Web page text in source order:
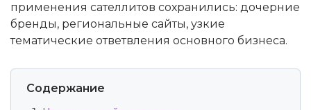
применения сателлитов сохранились: дочерние
бренды, региональные сайты, узкие
тематические ответвления основного бизнеса.
Содержание